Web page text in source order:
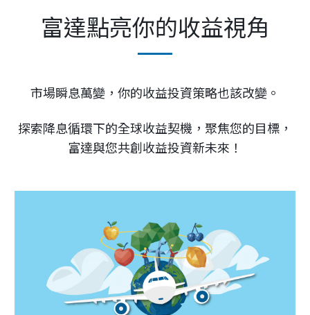
富達點亮你的收益視角
市場瞬息萬變，你的收益投資策略也該改變。
探索降息循環下的全球收益契機，聚焦您的目標，
富達與您共創收益投資新未來！